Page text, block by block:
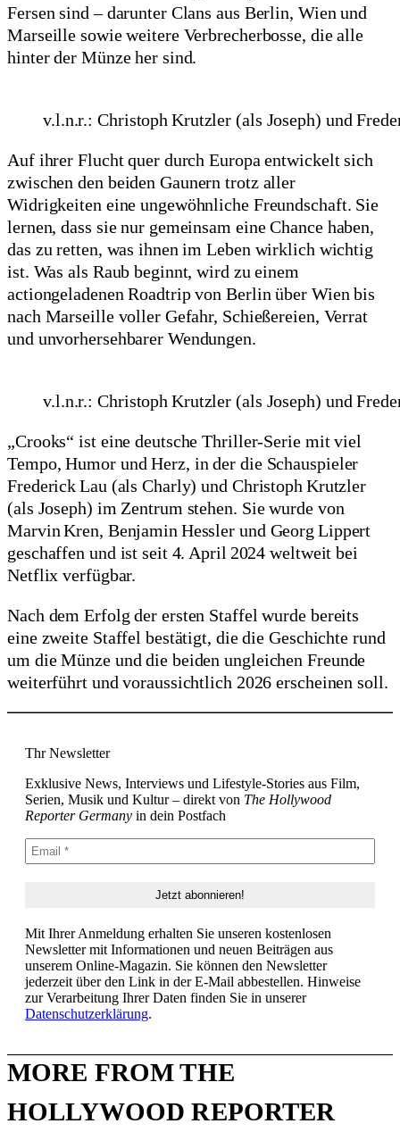
Fersen sind – darunter Clans aus Berlin, Wien und
Marseille sowie weitere Verbrecherbosse, die alle
hinter der Münze her sind.
v.l.n.r.: Christoph Krutzler (als Joseph) und
Auf ihrer Flucht quer durch Europa entwickelt sich
zwischen den beiden Gaunern trotz aller
Widrigkeiten eine ungewöhnliche Freundschaft. Sie
lernen, dass sie nur gemeinsam eine Chance haben,
das zu retten, was ihnen im Leben wirklich wichtig
ist. Was als Raub beginnt, wird zu einem
actiongeladenen Roadtrip von Berlin über Wien bis
nach Marseille voller Gefahr, Schießereien, Verrat
und unvorhersehbarer Wendungen.
v.l.n.r.: Christoph Krutzler (als Joseph) und
„Crooks“ ist eine deutsche Thriller‑Serie mit viel
Tempo, Humor und Herz, in der die Schauspieler
Frederick Lau (als Charly) und Christoph Krutzler
(als Joseph) im Zentrum stehen. Sie wurde von
Marvin Kren, Benjamin Hessler und Georg Lippert
geschaffen und ist seit 4. April 2024 weltweit bei
Netflix verfügbar.
Nach dem Erfolg der ersten Staffel wurde bereits
eine zweite Staffel bestätigt, die die Geschichte rund
um die Münze und die beiden ungleichen Freunde
weiterführt und voraussichtlich 2026 erscheinen soll.
Thr Newsletter
Exklusive News, Interviews und Lifestyle-Stories aus Film,
Serien, Musik und Kultur – direkt von The Hollywood
Reporter Germany in dein Postfach
Mit Ihrer Anmeldung erhalten Sie unseren kostenlosen
Newsletter mit Informationen und neuen Beiträgen aus
unserem Online-Magazin. Sie können den Newsletter
jederzeit über den Link in der E-Mail abbestellen. Hinweise
zur Verarbeitung Ihrer Daten finden Sie in unserer
Datenschutzerklärung.
MORE FROM THE
HOLLYWOOD REPORTER